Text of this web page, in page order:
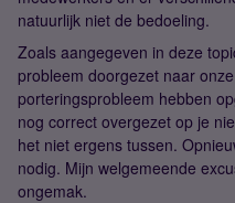
natuurlijk niet de bedoeling.
Zoals aangegeven in deze
probleem doorgezet naar
porteringsprobleem hebben
nog correct overgezet op je
het niet ergens tussen.
nodig. Mijn welgemeende
ongemak.